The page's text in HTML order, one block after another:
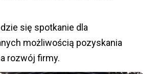
się spotkanie dla
możliwością pozyskania
rozwój firmy.